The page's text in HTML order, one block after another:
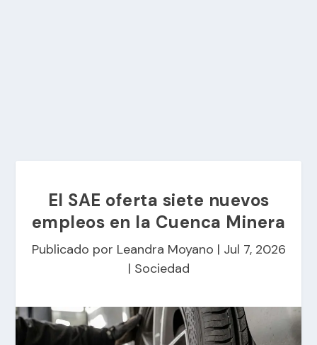
El SAE oferta siete nuevos
empleos en la Cuenca Minera
Publicado por Leandra Moyano | Jul 7, 2026
| Sociedad